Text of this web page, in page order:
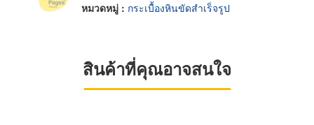
หมวดหมู่ : กระเบื้องหินขัดสำเร็จรูป
สินค้าที่คุณอาจสนใจ